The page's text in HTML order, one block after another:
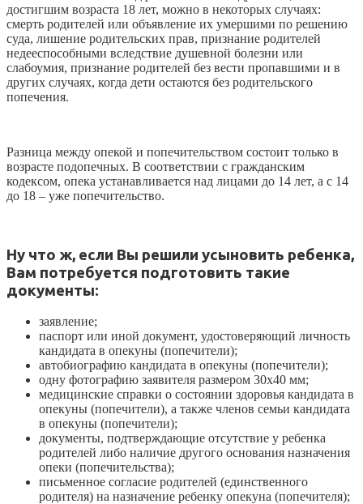
достигшим возраста 18 лет, можно в некоторых случаях:
смерть родителей или объявление их умершими по решению
суда, лишение родительских прав, признание родителей
недееспособными вследствие душевной болезни или
слабоумия, признание родителей без вести пропавшими и в
других случаях, когда дети остаются без родительского
попечения.
Разница между опекой и попечительством состоит только в
возрасте подопечных. В соответствии с гражданским
кодексом, опека устанавливается над лицами до 14 лет, а с 14
до 18 – уже попечительство.
Ну что ж, если Вы решили усыновить ребенка,
Вам потребуется подготовить такие
документы:
заявление;
паспорт или иной документ, удостоверяющий личность
кандидата в опекуны (попечители);
автобиографию кандидата в опекуны (попечители);
одну фотографию заявителя размером 30х40 мм;
медицинские справки о состоянии здоровья кандидата в
опекуны (попечители), а также членов семьи кандидата
в опекуны (попечители);
документы, подтверждающие отсутствие у ребенка
родителей либо наличие другого основания назначения
опеки (попечительства);
письменное согласие родителей (единственного
родителя) на назначение ребенку опекуна (попечителя);